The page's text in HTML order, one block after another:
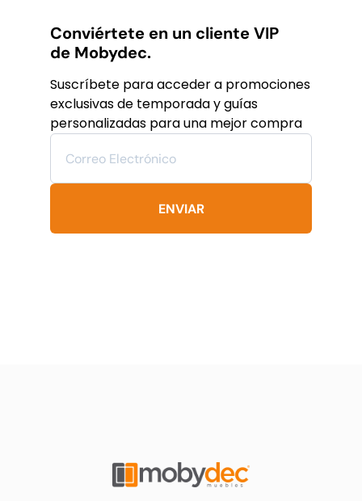
variantes.
Las
se
pueden
elegir
en
de
Conviértete en un cliente VIP
de Mobydec.
Suscríbete para acceder a promociones
exclusivas de temporada y guías
personalizadas para una mejor compra
ENVIAR